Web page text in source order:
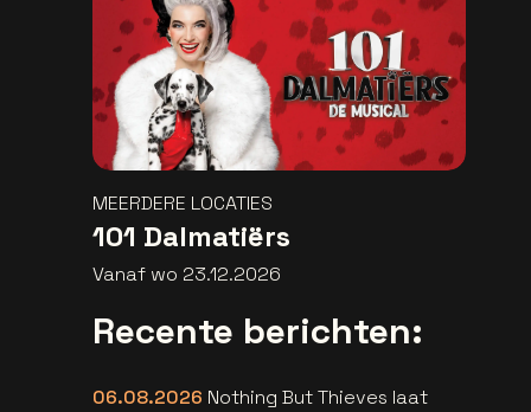
MEERDERE LOCATIES
101 Dalmatiërs
Vanaf wo 23.12.2026
Recente berichten:
06.08.2026 Nothing But Thieves laat